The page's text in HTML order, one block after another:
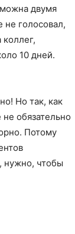
двумя
не голосовал,
10 дней.
Но так, как
обязательно
Потому
нужно, чтобы